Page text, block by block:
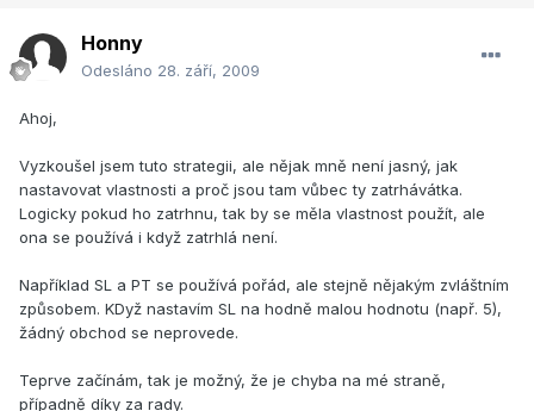
Honny
Odesláno 28. září, 2009
Ahoj,
Vyzkoušel jsem tuto strategii, ale nějak mně není jasný, jak
nastavovat vlastnosti a proč jsou tam vůbec ty zatrhávátka.
Logicky pokud ho zatrhnu, tak by se měla vlastnost použít, ale
ona se používá i když zatrhlá není.
Například SL a PT se používá pořád, ale stejně nějakým zvláštním
způsobem. KDyž nastavím SL na hodně malou hodnotu (např. 5),
žádný obchod se neprovede.
Teprve začínám, tak je možný, že je chyba na mé straně,
případně díky za rady.